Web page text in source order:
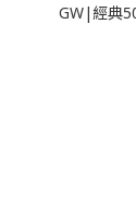
GW|經典